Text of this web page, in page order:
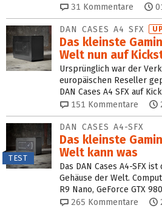
31 Kommentare
DAN CASES A4 SFX
Das kleinste
Welt nun auf
Ursprünglich war der
europäischen Reseller
DAN Cases A4 SFX auf
151 Kommentare
TEST
DAN CASES A4-SFX
Das kleinste
Welt kann was
Das DAN Cases A4-SFX
Gehäuse der Welt.
R9 Nano, GeForce GTX
265 Kommentare